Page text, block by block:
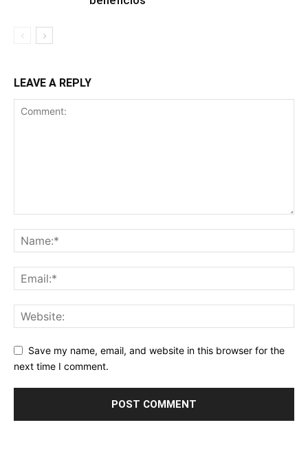
LEAVE A REPLY
Save my name, email, and website in this browser for the
next time I comment.